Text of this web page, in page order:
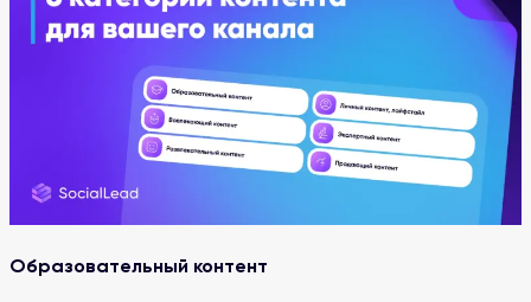
Образовательный контент